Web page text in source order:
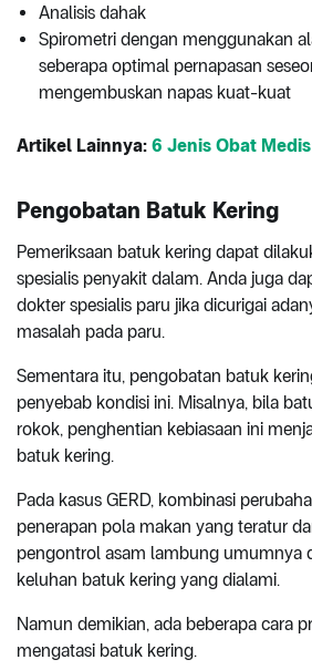
Analisis dahak
Spirometri dengan menggunakan
seberapa optimal pernapasan
mengembuskan napas kuat-kuat
Artikel Lainnya: 6 Jenis Obat
Pengobatan Batuk Kering
Pemeriksaan batuk kering dapat
spesialis penyakit dalam. Anda juga
dokter spesialis paru jika dicurigai
masalah pada paru.
Sementara itu, pengobatan batuk
penyebab kondisi ini. Misalnya, bila
rokok, penghentian kebiasaan ini
batuk kering.
Pada kasus GERD, kombinasi
penerapan pola makan yang teratur
pengontrol asam lambung umumnya
keluhan batuk kering yang dialami.
Namun demikian, ada beberapa cara
mengatasi batuk kering.